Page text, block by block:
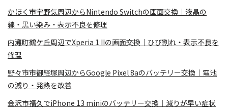
かほく市宇野気周辺からNintendo Switchの画面交換｜液晶の
線・黒い染み・表示不良を修理
内灘町鶴ケ丘周辺でXperia 1 IIの画面交換｜ひび割れ・表示不良を
修理
野々市市御経塚周辺からGoogle Pixel 8aのバッテリー交換｜電池
の減り・発熱を改善
金沢市福久でiPhone 13 miniのバッテリー交換｜減りが早い症状